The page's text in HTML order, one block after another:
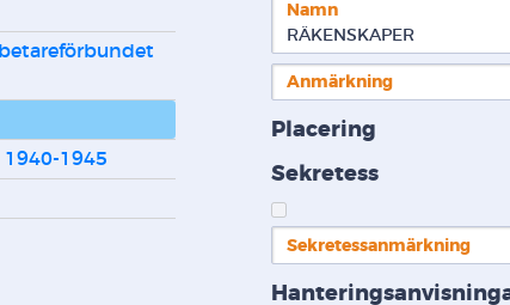
1940-1945
Namn
RÄKENSKAPER
Anmärkning
Placering
Sekretess
Sekretessanmärkning